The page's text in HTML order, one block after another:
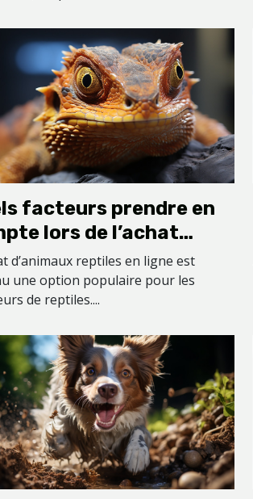
facteurs prendre en
lors de l’achat
reptiles en ligne
d’animaux reptiles en ligne est
une option populaire pour les
de reptiles....